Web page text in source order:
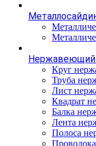
Нержавеющий
Круг
Труба
Лист
Квадрат
Балка
Лента
Полоса